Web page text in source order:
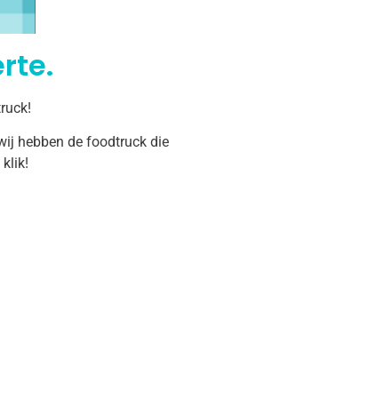
hebben de foodtruck die
klik!